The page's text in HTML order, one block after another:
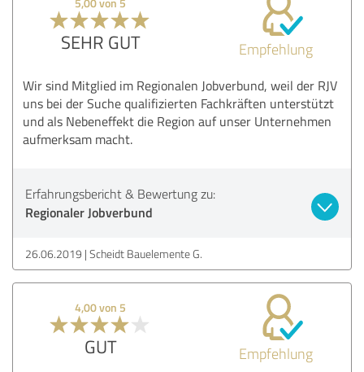
SEHR GUT Empfehlung
Wir sind Mitglied im Regionalen Jobverbund, weil der RJV
uns bei der Suche qualifizierten Fachkräften unterstützt
und als Nebeneffekt die Region auf unser Unternehmen
aufmerksam macht.
Erfahrungsbericht & Bewertung zu:
Regionaler Jobverbund
26.06.2019 Scheidt Bauelemente G.
4,00 von 5
GUT Empfehlung